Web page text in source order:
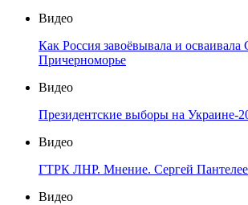
Видео
Как Россия завоёвывала и осваивала
Причерноморье
Видео
Президентские выборы на Украине-
Видео
ГТРК ЛНР. Мнение. Сергей
Видео